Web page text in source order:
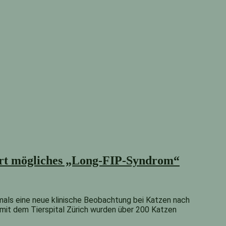
mögliches „Long-FIP-Syndrom“
eine neue klinische Beobachtung bei Katzen nach
dem Tierspital Zürich wurden über 200 Katzen